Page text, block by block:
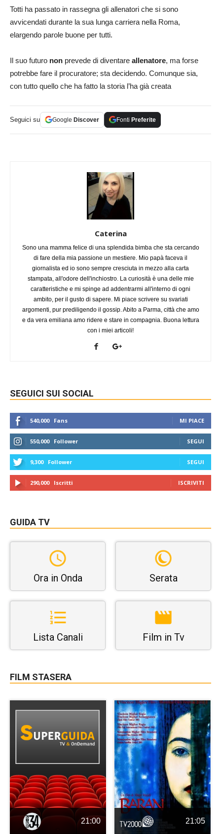
Totti ha passato in rassegna gli allenatori che si sono
avvicendati durante la sua lunga carriera nella Roma,
elargendo parole buone per tutti.
Il suo futuro non prevede di diventare allenatore, ma forse
potrebbe fare il procuratore; sta decidendo. Comunque sia,
con tutto quello che ha fatto la storia l’ha già creata
Seguici su Google Discover Fonti Preferite
Caterina
Sono una mamma felice di una splendida bimba che sta cercando
di fare della mia passione un mestiere. Mio papà faceva il
giornalista ed io sono sempre cresciuta in mezzo alla carta
stampata, all'odore dell'inchiostro. La curiosità è una delle mie
caratteristiche e mi spinge ad addentrarmi all'interno di ogni
ambito, per il gusto di sapere. Mi piace scrivere su svariati
argomenti, pur prediligendo il gossip. Abito a Parma, città che amo
e da vera emiliana amo ridere e stare in compagnia. Buona lettura
con i miei articoli!
SEGUICI SUI SOCIAL
540,000 Fans MI PIACE
550,000 Follower SEGUI
9,300 Follower SEGUI
290,000 Iscritti ISCRIVITI
GUIDA TV
Ora in Onda Serata
Lista Canali Film in Tv
FILM STASERA
21:00 21:05